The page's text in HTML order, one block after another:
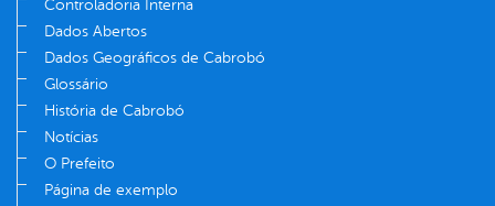
Controladoria Interna
Dados Abertos
Dados Geográficos de Cabrobó
Glossário
História de Cabrobó
Notícias
O Prefeito
Página de exemplo